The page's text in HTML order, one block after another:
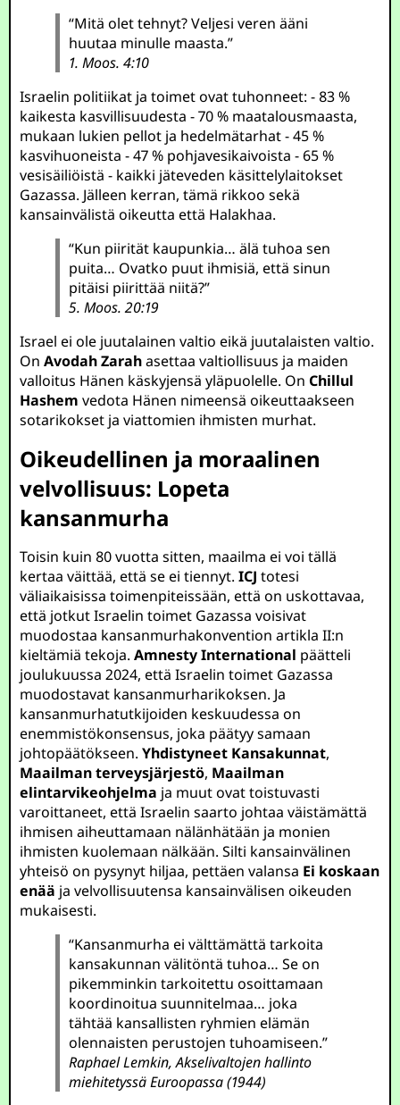
“Mitä olet tehnyt? Veljesi veren ääni
huutaa minulle maasta.”
1. Moos. 4:10
Israelin politiikat ja toimet ovat tuhonneet: - 83 %
kaikesta kasvillisuudesta - 70 % maatalousmaasta,
mukaan lukien pellot ja hedelmätarhat - 45 %
kasvihuoneista - 47 % pohjavesikaivoista - 65 %
vesisäiliöistä - kaikki jäteveden käsittelylaitokset
Gazassa. Jälleen kerran, tämä rikkoo sekä
kansainvälistä oikeutta että Halakhaa.
“Kun piirität kaupunkia… älä tuhoa sen
puita… Ovatko puut ihmisiä, että sinun
pitäisi piirittää niitä?”
5. Moos. 20:19
Israel ei ole juutalainen valtio eikä juutalaisten valtio.
OnAvodah Zarahasettaa valtiollisuus ja maiden
valloitus Hänen käskyjensä yläpuolelle. OnChillul
Hashem vedota Hänen nimeensä oikeuttaakseen
sotarikokset ja viattomien ihmisten murhat.
Oikeudellinen ja moraalinen
velvollisuus: Lopeta
kansanmurha
Toisin kuin 80 vuotta sitten, maailma ei voi tällä
kertaa väittää, että se ei tiennyt.ICJ totesi
väliaikaisissa toimenpiteissään, että on uskottavaa,
että jotkut Israelin toimet Gazassa voisivat
muodostaa kansanmurhakonvention artikla II:n
kieltämiä tekoja.Amnesty International päätteli
joulukuussa 2024, että Israelin toimet Gazassa
muodostavat kansanmurharikoksen. Ja
kansanmurhatutkijoiden keskuudessa on
enemmistökonsensus, joka päätyy samaan
johtopäätökseen.Yhdistyneet Kansakunnat,
Maailman terveysjärjestö, Maailman
elintarvikeohjelma ja muut ovat toistuvasti
varoittaneet, että Israelin saarto johtaa väistämättä
ihmisen aiheuttamaan nälänhätään ja monien
ihmisten kuolemaan nälkään. Silti kansainvälinen
yhteisö on pysynyt hiljaa, pettäen valansa Ei koskaan
enää ja velvollisuutensa kansainvälisen oikeuden
mukaisesti.
“Kansanmurha ei välttämättä tarkoita
kansakunnan välitöntä tuhoa… Se on
pikemminkin tarkoitettu osoittamaan
koordinoitua suunnitelmaa… joka
tähtää kansallisten ryhmien elämän
olennaisten perustojen tuhoamiseen.”
Raphael Lemkin, Akselivaltojen hallinto
miehitetyssä Euroopassa (1944)